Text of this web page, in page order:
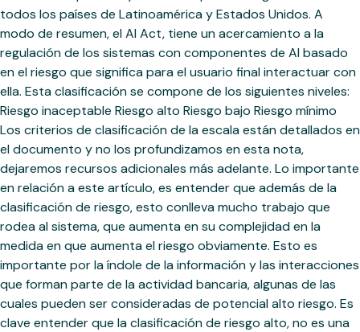
todos los países de Latinoamérica y Estados Unidos. A
modo de resumen, el AI Act, tiene un acercamiento a la
regulación de los sistemas con componentes de AI basado
en el riesgo que significa para el usuario final interactuar con
ella. Esta clasificación se compone de los siguientes niveles:
Riesgo inaceptable Riesgo alto Riesgo bajo Riesgo mínimo
Los criterios de clasificación de la escala están detallados en
el documento y no los profundizamos en esta nota,
dejaremos recursos adicionales más adelante. Lo importante
en relación a este artículo, es entender que además de la
clasificación de riesgo, esto conlleva mucho trabajo que
rodea al sistema, que aumenta en su complejidad en la
medida en que aumenta el riesgo obviamente. Esto es
importante por la índole de la información y las interacciones
que forman parte de la actividad bancaria, algunas de las
cuales pueden ser consideradas de potencial alto riesgo. Es
clave entender que la clasificación de riesgo alto, no es una